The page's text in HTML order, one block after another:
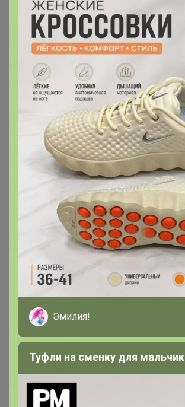
Мягкая игрушка-
обнимашка- сплюшка
Альпака 45 см, фиолетовая
741р
Мягкая
Альпака/
розовая
Информация о заказах
лишь членам клуба
Показать
Великий магистр
12 января, 2019 02:56
Здравствуйте. У меня два недосыла в
закупках (в СП162 и в СП163). Свои
Эмилия!
Туфли на сменку для